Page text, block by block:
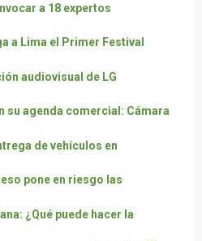
a 18 expertos
a Lima el Primer Festival
audiovisual de LG
su agenda comercial: Cámara
de vehículos en
pone en riesgo las
¿Qué puede hacer la